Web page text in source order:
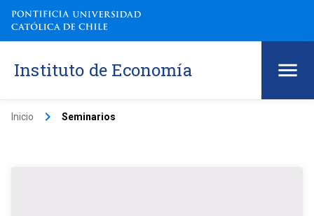
Instituto de Economía
Inicio keyboard_arrow_right Seminarios